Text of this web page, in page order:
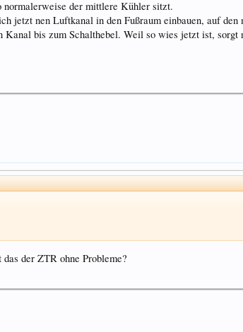
der mittlere Kühler sitzt.
jetzt nen Luftkanal in den Fußraum einbauen, auf
bis zum Schalthebel. Weil so wies jetzt ist,
der ZTR ohne Probleme?